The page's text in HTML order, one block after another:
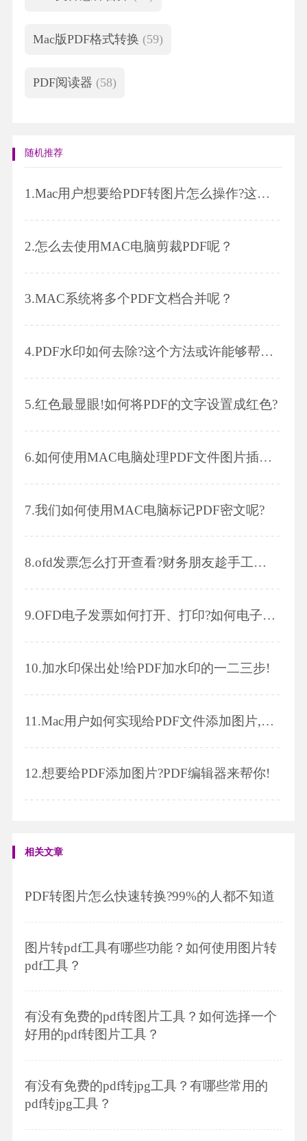
Mac版PDF格式转换 (59)
PDF阅读器 (58)
随机推荐
1.Mac用户想要给PDF转图片怎么操作?这个小技巧学习一下!
2.怎么去使用MAC电脑剪裁PDF呢？
3.MAC系统将多个PDF文档合并呢？
4.PDF水印如何去除?这个方法或许能够帮助到你｡
5.红色最显眼!如何将PDF的文字设置成红色?
6.如何使用MAC电脑处理PDF文件图片插入问题呢？
7.我们如何使用MAC电脑标记PDF密文呢?
8.ofd发票怎么打开查看?财务朋友趁手工具来了!
9.OFD电子发票如何打开、打印?如何电子归档?
10.加水印保出处!给PDF加水印的一二三步!
11.Mac用户如何实现给PDF文件添加图片,这个方法值得收藏！
12.想要给PDF添加图片?PDF编辑器来帮你!
相关文章
PDF转图片怎么快速转换?99%的人都不知道
图片转pdf工具有哪些功能？如何使用图片转
pdf工具？
有没有免费的pdf转图片工具？如何选择一个
好用的pdf转图片工具？
有没有免费的pdf转jpg工具？有哪些常用的
pdf转jpg工具？